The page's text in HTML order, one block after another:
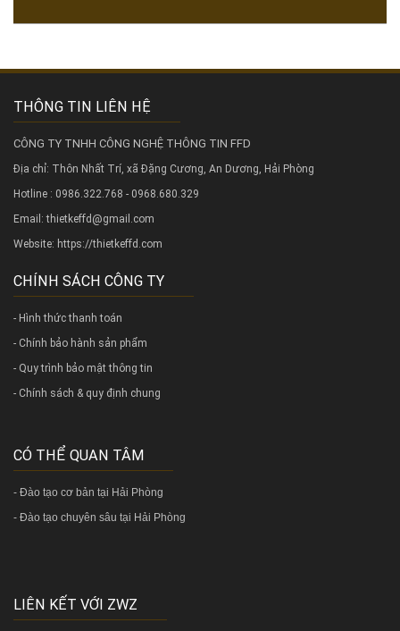
THÔNG TIN LIÊN HỆ
CÔNG TY TNHH CÔNG NGHỆ THÔNG TIN FFD
Địa chỉ: Thôn Nhất Trí, xã Đặng Cương, An Dương, Hải Phòng
Hotline : 0986.322.768 - 0968.680.329
Email: thietkeffd@gmail.com
Website: https://thietkeffd.com
CHÍNH SÁCH CÔNG TY
- Hình thức thanh toán
- Chính bảo hành sản phẩm
- Quy trình bảo mật thông tin
- Chính sách & quy định chung
CÓ THỂ QUAN TÂM
- Đào tạo cơ bản tại Hải Phòng
- Đào tạo chuyên sâu tại Hải Phòng
LIÊN KẾT VỚI ZWZ